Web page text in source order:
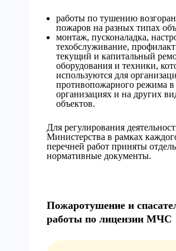
работы по тушению
пожаров на разных типах
монтаж, пусконаладка,
техобслуживание,
текущий и капитальный
оборудования и техники,
используются для
противопожарного режима в
организациях и на других
объектов.
Для регулирования
Министерства в рамках
перечней работ приняты
нормативные документы.
Пожаротушение и
работы по лицензии МЧС